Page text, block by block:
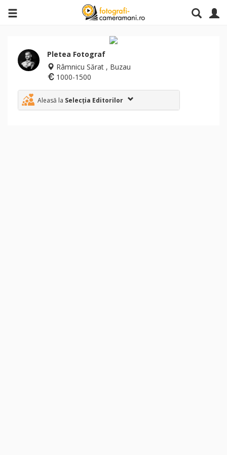
Pletea Fotograf
Râmnicu Sărat , Buzau
1000-1500
Aleasă la Selecția Editorilor